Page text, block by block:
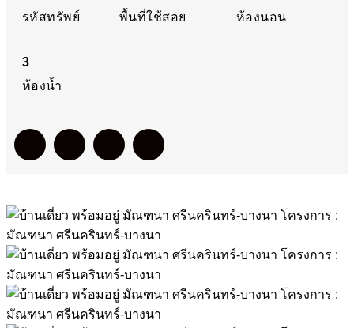
รหัสทรัพย์
พื้นที่ใช้สอย
ห้องนอน
3
ห้องน้ำ